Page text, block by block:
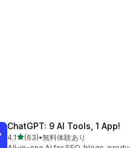
ChatGPT: 9 AI Tools, 1 App!
4.15つ星中
(63)
合計レビュー数：63件
•無料体験あり